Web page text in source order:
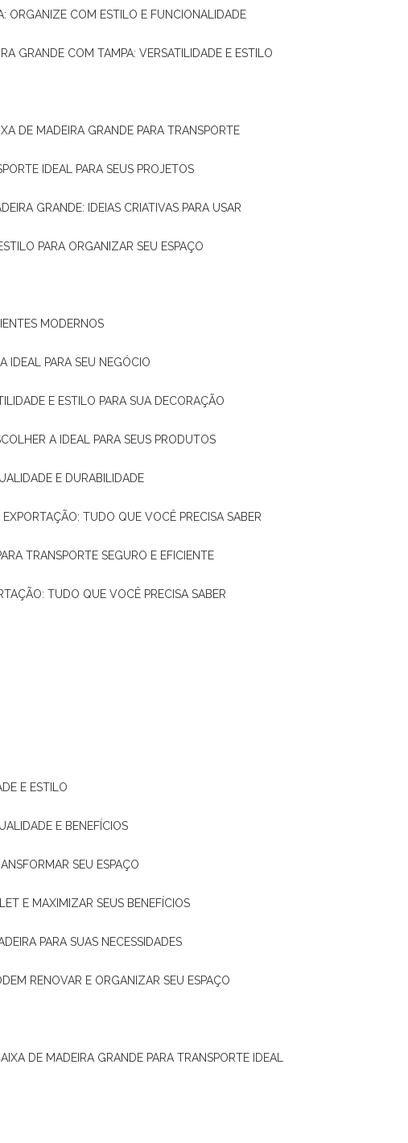
ORGANIZE COM ESTILO E FUNCIONALIDADE
GRANDE COM TAMPA: VERSATILIDADE E ESTILO
DE MADEIRA GRANDE PARA TRANSPORTE
IDEAL PARA SEUS PROJETOS
GRANDE: IDEIAS CRIATIVAS PARA USAR
PARA ORGANIZAR SEU ESPAÇO
MODERNOS
IDEAL PARA SEU NEGÓCIO
E ESTILO PARA SUA DECORAÇÃO
A IDEAL PARA SEUS PRODUTOS
E DURABILIDADE
EXPORTAÇÃO: TUDO QUE VOCÊ PRECISA SABER
TRANSPORTE SEGURO E EFICIENTE
TUDO QUE VOCÊ PRECISA SABER
E ESTILO
E BENEFÍCIOS
SEU ESPAÇO
E MAXIMIZAR SEUS BENEFÍCIOS
PARA SUAS NECESSIDADES
RENOVAR E ORGANIZAR SEU ESPAÇO
DE MADEIRA GRANDE PARA TRANSPORTE IDEAL